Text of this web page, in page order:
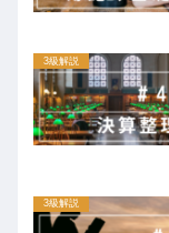
3級解説
3級解説